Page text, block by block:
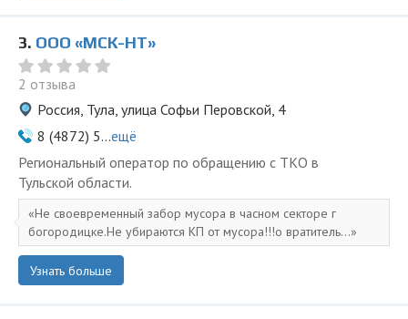
3. ООО «МСК-НТ»
2 отзыва
Россия, Тула, улица Софьи Перовской, 4
8 (4872) 5...ещё
Региональный оператор по обращению с ТКО в
Тульской области.
Не своевременный забор мусора в часном секторе г
богородицке.Не убираются КП от мусора!!!о вратитель...
Узнать больше